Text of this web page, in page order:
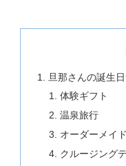
旦那さんの誕生
体験ギフト
温泉旅行
オーダーメイ
クルージング